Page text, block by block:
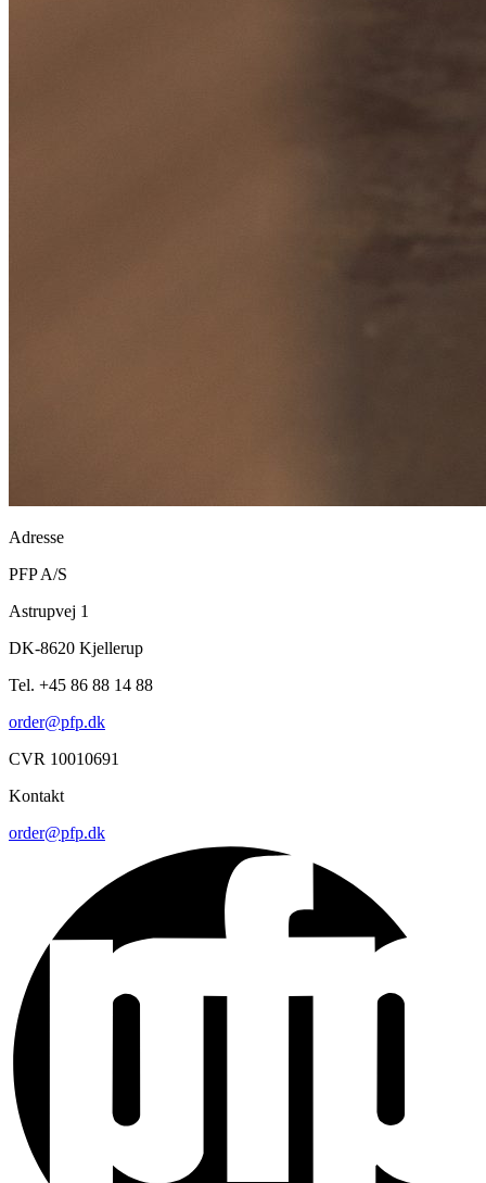
Adresse
PFP A/S
Astrupvej 1
DK-8620 Kjellerup
Tel. +45 86 88 14 88
order@pfp.dk
CVR 10010691
Kontakt
order@pfp.dk